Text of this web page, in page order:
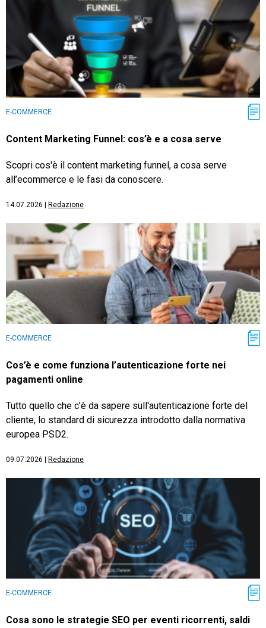
E-COMMERCE
Content Marketing Funnel: cos’è e a cosa serve
Scopri cos'è il content marketing funnel, a cosa serve
all’ecommerce e le fasi da conoscere.
14.07.2026 Redazione
E-COMMERCE
Cos’è e come funziona l’autenticazione forte nei
pagamenti online
Tutto quello che c’è da sapere sull'autenticazione forte del
cliente, lo standard di sicurezza introdotto dalla normativa
europea PSD2.
09.07.2026 Redazione
E-COMMERCE
Cosa sono le strategie SEO per eventi ricorrenti, saldi